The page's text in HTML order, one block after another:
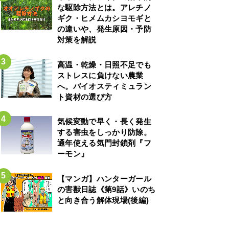
な駆除方法とは。アレチノ
ギク・ヒメムカシヨモギと
の違いや、発生原因・予防
対策を解説
高温・乾燥・日照不足でも
ストレスに負けない農業
へ。バイオスティミュラン
ト資材の選び方
気候変動で早く・長く発生
する害虫をしっかり防除。
通年使える気門封鎖剤『フ
ーモン』
【マンガ】ハンターガール
の害獣日誌《第9話》いのち
と向き合う解体現場(後編)